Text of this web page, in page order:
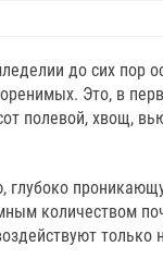
до сих пор
Это, в
полевой, хвощ,
количеством
только